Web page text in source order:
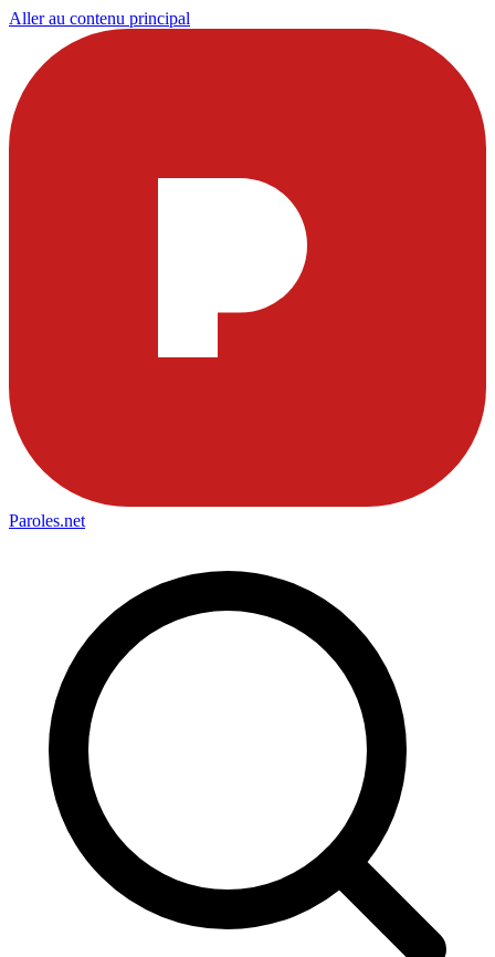
Aller au contenu principal
Paroles.net